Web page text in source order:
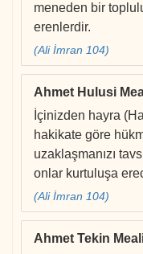
meneden bir
erenlerdir.
(Ali İmran 104)
Ahmet Hulusi
İçinizden hayra
hakikate göre
uzaklaşmanızı
onlar kurtuluşa
(Ali İmran 104)
Ahmet Tekin